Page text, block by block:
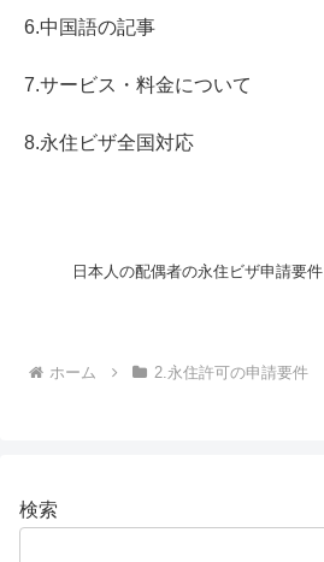
6.中国語の記事
7.サービス・料金について
8.永住ビザ全国対応
日本人の配偶者の永住ビザ申請要件
ホーム 2.永住許可の申請要件
検索